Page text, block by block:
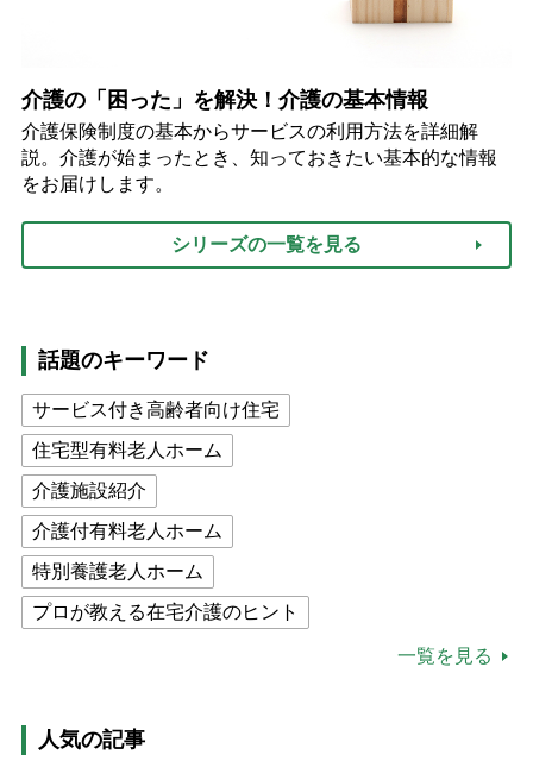
介護の「困った」を解決！介護の基本情報
介護保険制度の基本からサービスの利用方法を詳細解
説。介護が始まったとき、知っておきたい基本的な情報
をお届けします。
シリーズの一覧を見る
話題のキーワード
サービス付き高齢者向け住宅
住宅型有料老人ホーム
介護施設紹介
介護付有料老人ホーム
特別養護老人ホーム
プロが教える在宅介護のヒント
猫が母になつきません
一覧を見る
人気の記事